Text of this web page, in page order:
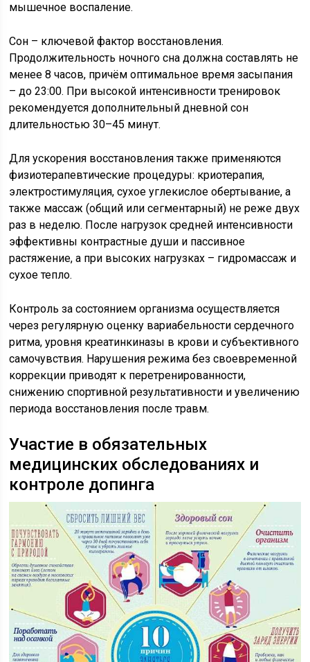
мышечное воспаление.
Сон – ключевой фактор восстановления.
Продолжительность ночного сна должна составлять не
менее 8 часов, причём оптимальное время засыпания
– до 23:00. При высокой интенсивности тренировок
рекомендуется дополнительный дневной сон
длительностью 30–45 минут.
Для ускорения восстановления также применяются
физиотерапевтические процедуры: криотерапия,
электростимуляция, сухое углекислое обертывание, а
также массаж (общий или сегментарный) не реже двух
раз в неделю. После нагрузок средней интенсивности
эффективны контрастные души и пассивное
растяжение, а при высоких нагрузках – гидромассаж и
сухое тепло.
Контроль за состоянием организма осуществляется
через регулярную оценку вариабельности сердечного
ритма, уровня креатинкиназы в крови и субъективного
самочувствия. Нарушения режима без своевременной
коррекции приводят к перетренированности,
снижению спортивной результативности и увеличению
периода восстановления после травм.
Участие в обязательных
медицинских обследованиях и
контроле допинга